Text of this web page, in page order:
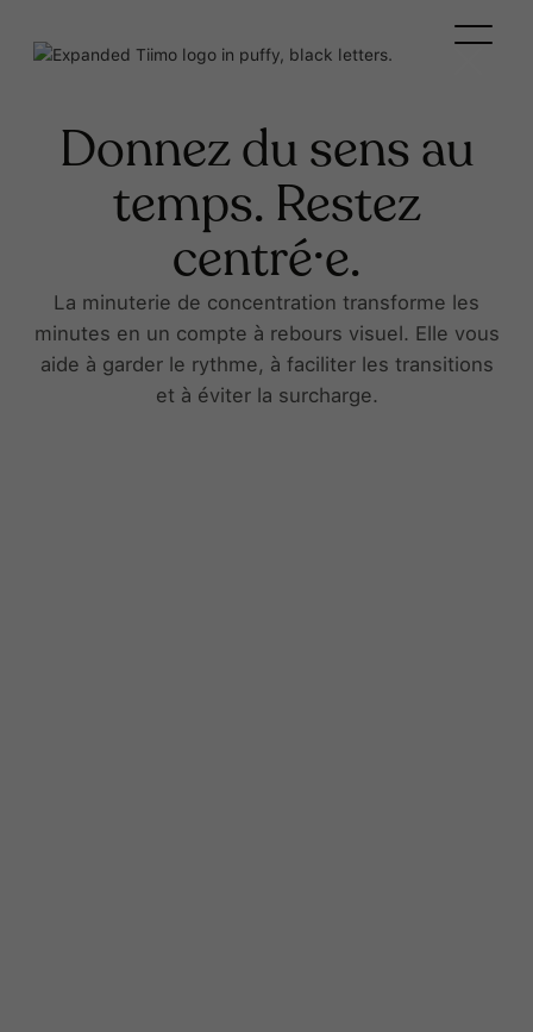
Donnez du sens au
temps. Restez
centré·e.
La minuterie de concentration transforme les
minutes en un compte à rebours visuel. Elle vous
aide à garder le rythme, à faciliter les transitions
et à éviter la surcharge.